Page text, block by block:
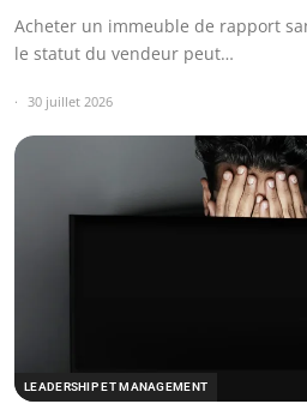
Acheter un immeuble de rapport
le statut du vendeur peut…
30 juillet 2026
LEADERSHIP ET MANAGEMENT